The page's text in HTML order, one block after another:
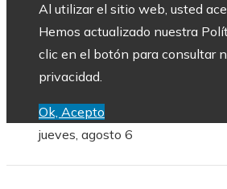
Al utilizar el sitio web, usted
Hemos actualizado nuestra
clic en el botón para consultar
privacidad.
Ok, Acepto
jueves, agosto 6